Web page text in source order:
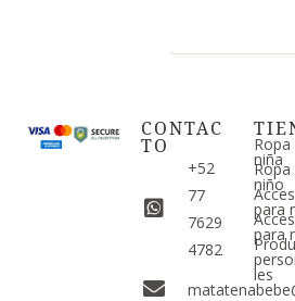
CONTAC
TO
+52
77
7629
4782
Ropa
niña
Ropa
niño
para
para
les